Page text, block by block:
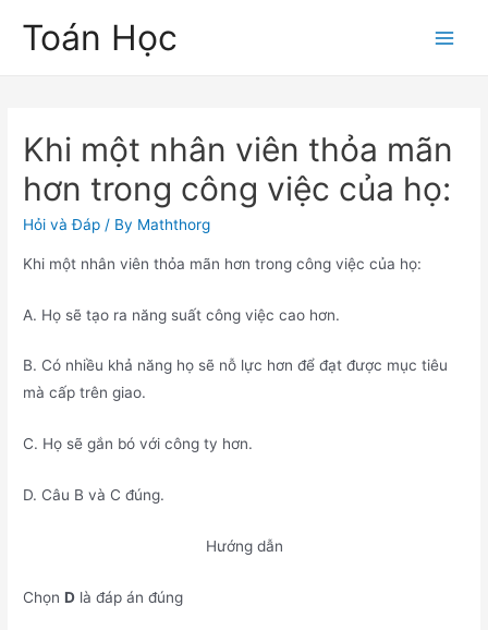
Toán Học
Khi một nhân viên thỏa mãn
hơn trong công việc của họ:
Hỏi và Đáp / By Maththorg
Khi một nhân viên thỏa mãn hơn trong công việc của họ:
A. Họ sẽ tạo ra năng suất công việc cao hơn.
B. Có nhiều khả năng họ sẽ nỗ lực hơn để đạt được mục tiêu
mà cấp trên giao.
C. Họ sẽ gắn bó với công ty hơn.
D. Câu B và C đúng.
Hướng dẫn
ChọnD là đáp án đúng